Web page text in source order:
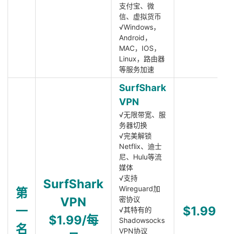
支付宝、微
信、虚拟货币
√Windows，
Android，
MAC，IOS，
Linux，路由器
等服务加速
第
一
名
SurfShark
VPN
$1.99/每
SurfShark
VPN
√无限带宽、服
务器切换
√完美解锁
Netflix、迪士
尼、Hulu等流
媒体
√支持
Wireguard加
密协议
√其特有的
Shadowsocks
VPN协议
$1.99